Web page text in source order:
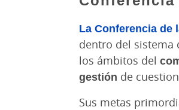
La Conferencia de
dentro del sistema
los ámbitos del
gestión de
Sus metas